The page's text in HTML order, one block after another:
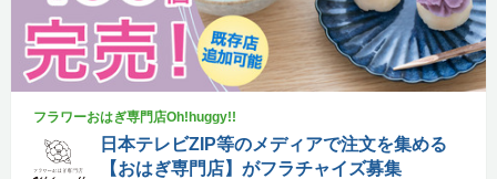
フラワーおはぎ専門店Oh!huggy!!
日本テレビZIP等のメディアで注文を集める
【おはぎ専門店】がフラチャイズ募集